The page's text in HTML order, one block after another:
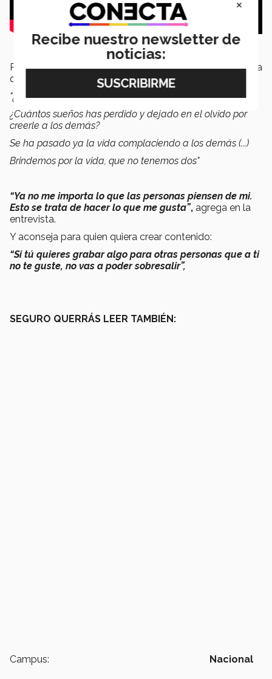
Parte dela letra de la cancióntiene la filosofía de vida
que ahora tiene Pablo:
"¿Cuántas veces no has vivido con el miedo al que dirán?
¿Cuántos sueños has perdido y dejado en el olvido por
creerle a los demás?
Se ha pasado ya la vida complaciendo a los demás (...)
Brindemos por la vida, que no tenemos dos"
“Ya no me importa lo que las personas piensen de mi.
Esto se trata de hacer lo que me gusta”, agrega en la
entrevista.
Y aconseja para quien quiera crear contenido:
“Si tú quieres grabar algo para otras personas que a ti
no te guste, no vas a poder sobresalir”,
SEGURO QUERRÁS LEER TAMBIÉN:
Campus: Nacional
×
Recibe nuestro newsletter de
noticias: